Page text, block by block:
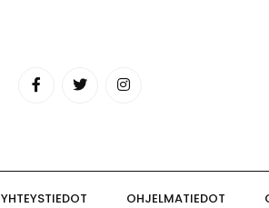
YHTEYSTIEDOT OHJELMATIEDOT